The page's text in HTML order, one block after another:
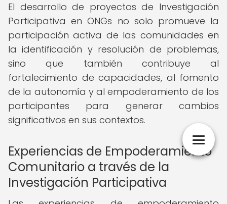
El desarrollo de proyectos de Investigación
Participativa en ONGs no solo promueve la
participación activa de las comunidades en
la identificación y resolución de problemas,
sino que también contribuye al
fortalecimiento de capacidades, al fomento
de la autonomía y al empoderamiento de los
participantes para generar cambios
significativos en sus contextos.
Experiencias de Empoderamiento
Comunitario a través de la
Investigación Participativa